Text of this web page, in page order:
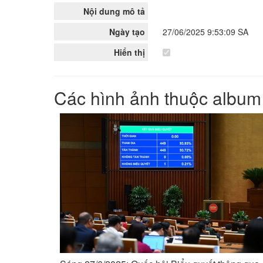
Nội dung mô tả
Ngày tạo
27/06/2025 9:53:09 SA
Hiển thị
Các hình ảnh thuộc album